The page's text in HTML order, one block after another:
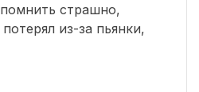
страшно,
из-за пьянки,